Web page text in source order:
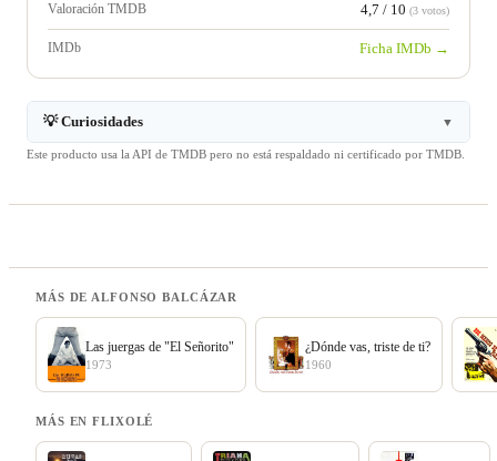
Valoración TMDB 4,7 / 10 (3 votos)
IMDb Ficha IMDb →
💡 Curiosidades ▼
Este producto usa la API de TMDB pero no está respaldado ni certificado por TMDB.
MÁS DE ALFONSO BALCÁZAR
Las juergas de "El Señorito"
1973
¿Dónde vas, triste de ti?
1960
MÁS EN FLIXOLÉ